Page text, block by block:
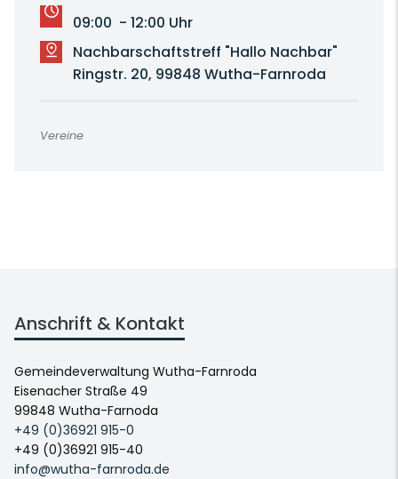
09:00 - 12:00 Uhr
Nachbarschaftstreff "Hallo Nachbar"
Ringstr. 20, 99848 Wutha-Farnroda
Vereine
Anschrift & Kontakt
Gemeindeverwaltung Wutha-Farnroda
Eisenacher Straße 49
99848 Wutha-Farnoda
+49 (0)36921 915-0
+49 (0)36921 915-40
info@wutha-farnroda.de